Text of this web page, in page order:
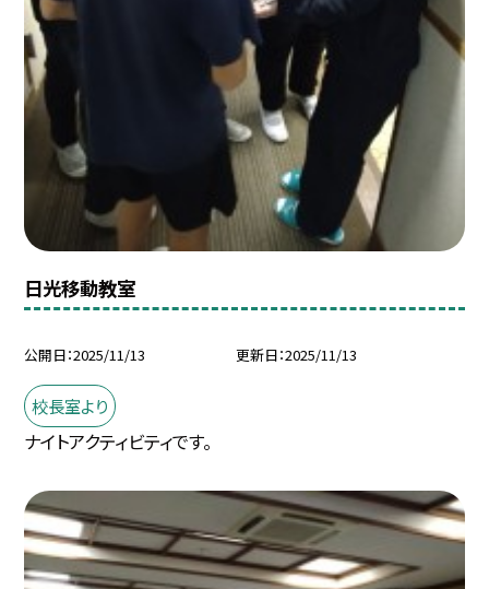
日光移動教室
公開日 2025/11/13 更新日 2025/11/13
校長室より
ナイトアクティビティです。